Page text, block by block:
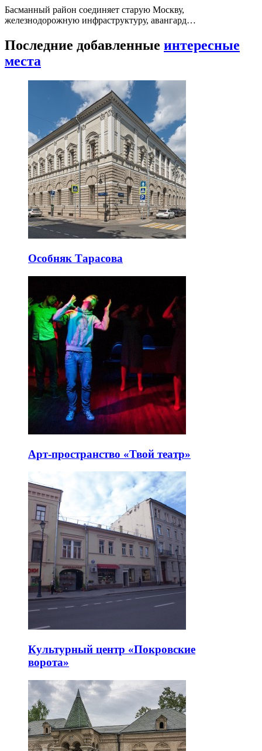
Басманный район соединяет старую Москву,
железнодорожную инфраструктуру, авангард…
Последние добавленные интересные
места
Особняк Тарасова
Арт-пространство «Твой театр»
Культурный центр «Покровские
ворота»